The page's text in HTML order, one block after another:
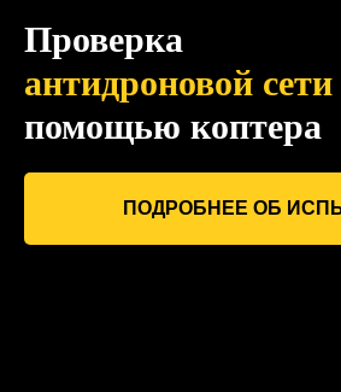
Проверка
антидроновой сети
помощью коптера
ПОДРОБНЕЕ ОБ